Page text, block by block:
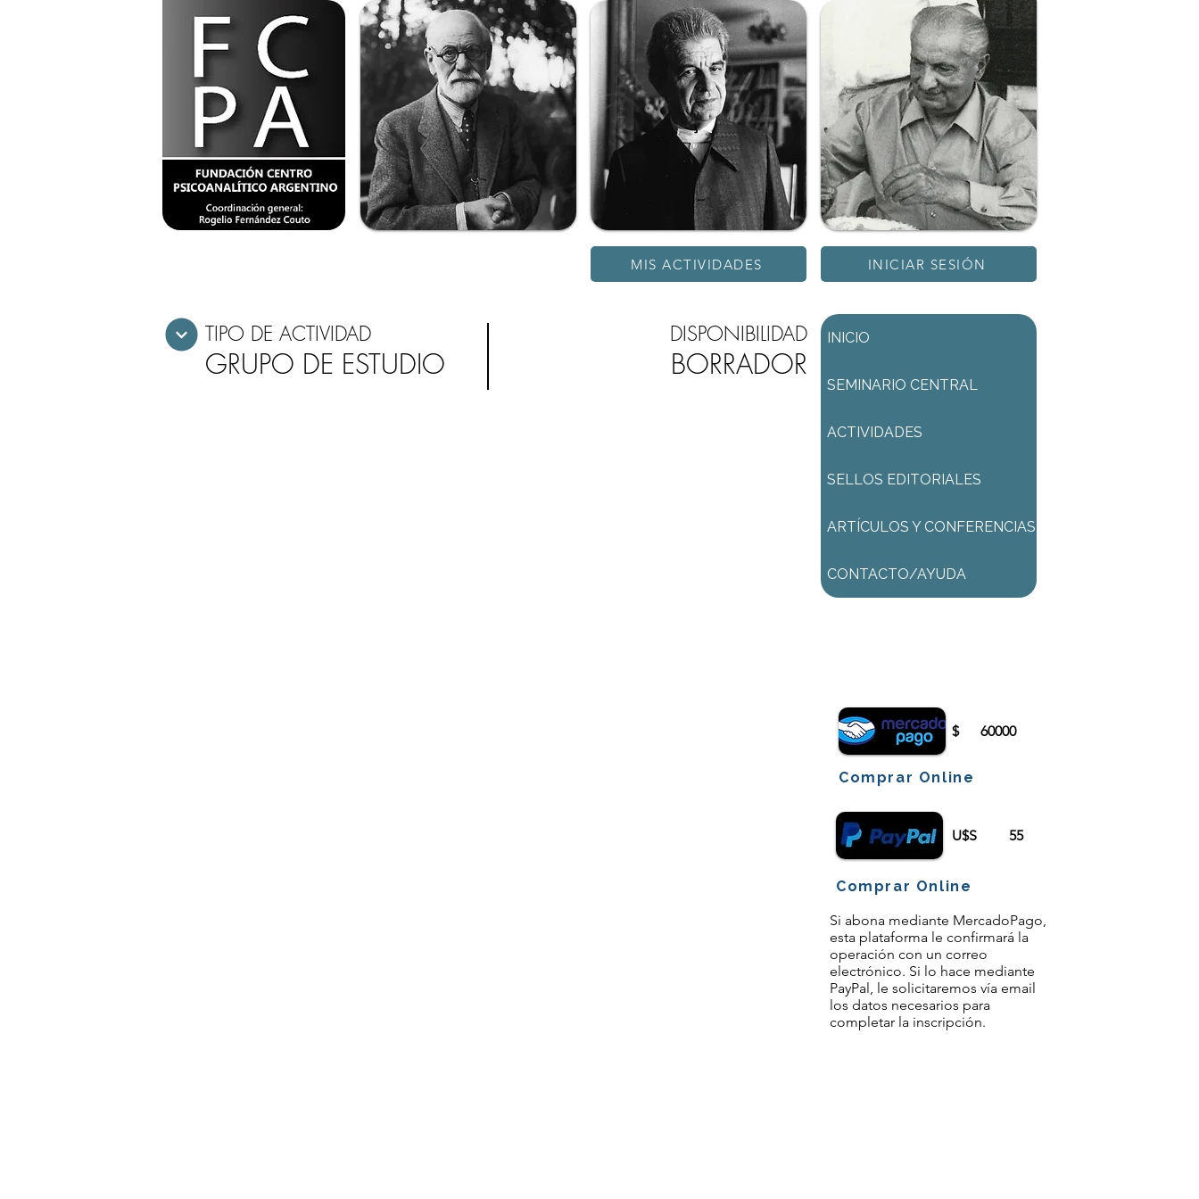
MIS ACTIVIDADES INICIAR SESIÓN
GRUPO DE ESTUDIO
DISPONIBILIDAD
BORRADOR
TIPO DE ACTIVIDAD
$ 60000
Comprar Online
U$S 55
Comprar Online
Si abona mediante MercadoPago,
esta plataforma le confirmará la
operación con un correo
electrónico. Si lo hace mediante
PayPal, le solicitaremos vía email
los datos necesarios para
completar la inscripción.
INICIO
SEMINARIO CENTRAL
ACTIVIDADES
SELLOS EDITORIALES
ARTÍCULOS Y CONFERENCIAS
CONTACTO/AYUDA